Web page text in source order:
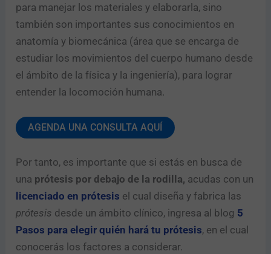
para manejar los materiales y elaborarla, sino
también son importantes sus conocimientos en
anatomía y biomecánica (área que se encarga de
estudiar los movimientos del cuerpo humano desde
el ámbito de la física y la ingeniería), para lograr
entender la locomoción humana.
AGENDA UNA CONSULTA AQUÍ
Por tanto, es importante que si estás en busca de
una prótesis por debajo de la rodilla, acudas con un
licenciado en prótesis el cual diseña y fabrica las
prótesis desde un ámbito clínico, ingresa al blog 5
Pasos para elegir quién hará tu prótesis, en el cual
conocerás los factores a considerar.